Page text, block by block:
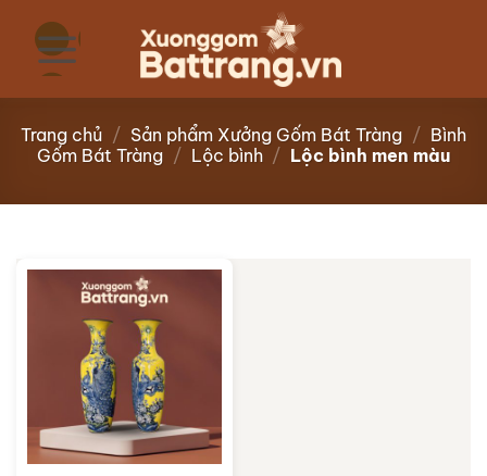
dung
Trang chủ / Sản phẩm Xưởng Gốm Bát Tràng / Bình
Gốm Bát Tràng / Lộc bình / Lộc bình men màu